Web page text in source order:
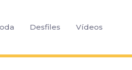
Desfiles Vídeos